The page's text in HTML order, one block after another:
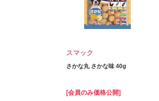
スマック
さかな丸 さかな味 40g
[会員のみ価格公開]